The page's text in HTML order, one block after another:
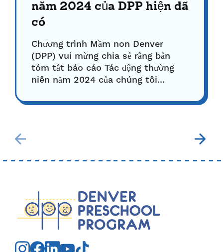
năm 2024 của DPP hiện đã
có
Chương trình Mầm non Denver
(DPP) vui mừng chia sẻ rằng bản
tóm tắt báo cáo Tác động thường
niên năm 2024 của chúng tôi...